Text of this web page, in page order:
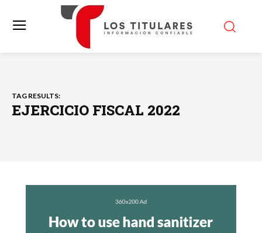
TAG RESULTS:
EJERCICIO FISCAL 2022